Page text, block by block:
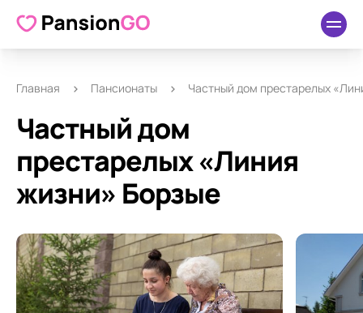
О пансионате Удобства Отзывы
Главная Пансионаты Частный дом престарелых
Частный дом
престарелых «Линия
жизни» Борзые